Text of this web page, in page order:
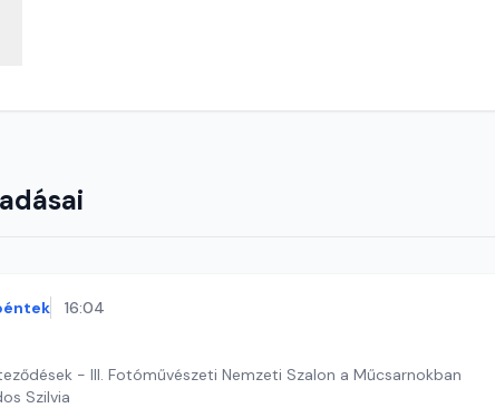
16:04
- III. Fotóművészeti Nemzeti Szalon a Műcsarnokban
Szilvia